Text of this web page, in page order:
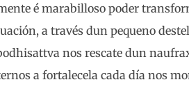
é marabilloso poder
a través dun pequeno
nos rescate dun
a fortalecela cada día nos